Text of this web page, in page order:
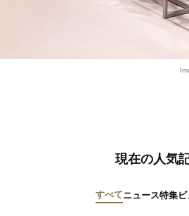
現在の人気
すべてニュース特集